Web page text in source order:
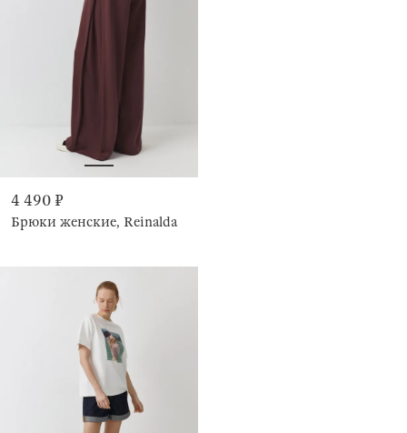
4 490 ₽
Брюки женские, Reinalda